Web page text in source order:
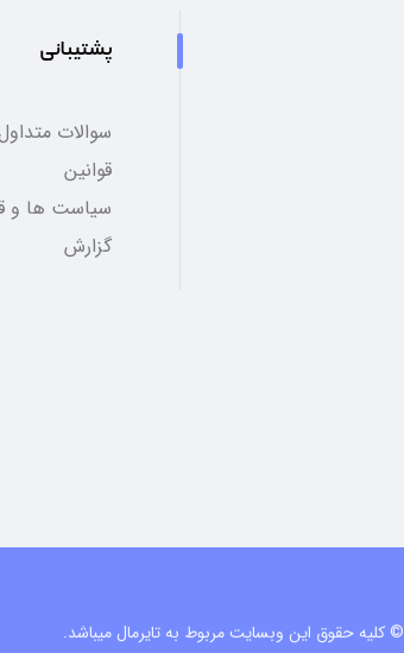
پشتیبانی
سوالات
قوانین
سیاست ها و
گزارش
© کلیه حقوق این وبسایت مربوط به تایرمال میباشد.